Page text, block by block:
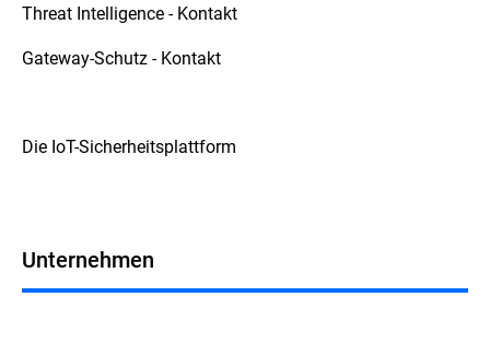
Threat Intelligence - Kontakt
Gateway-Schutz - Kontakt
Die IoT-Sicherheitsplattform
Unternehmen